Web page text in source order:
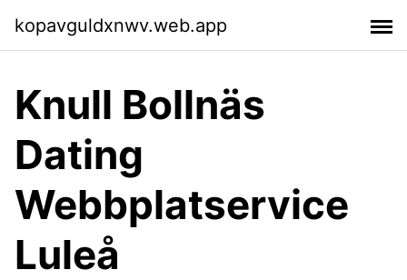
kopavguldxnwv.web.app
Knull Bollnäs
Dating
Webbplatservice
Luleå